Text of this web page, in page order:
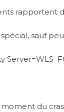
rapportent
sauf
du